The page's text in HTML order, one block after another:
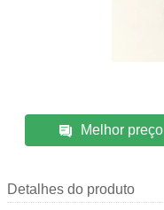
Melhor preço
Detalhes do produto